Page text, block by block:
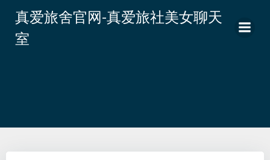
转
真爱旅舍官网-真爱旅社美女聊天
室